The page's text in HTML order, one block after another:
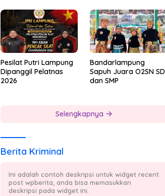
Bersama
Pesilat Putri Lampung
Dipanggil Pelatnas
2026
Bandarlampung
Sapuh Juara O2SN SD
dan SMP
Selengkapnya
Berita Kriminal
Ini adalah contoh deskripsi untuk widget recent
post wpberita, anda bisa memasukkan
deskripsi pada widget ini.